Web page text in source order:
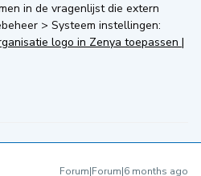
in de vragenlijst die extern
> Systeem instellingen:
logo in Zenya toepassen |
Forum|Forum|6 months ago